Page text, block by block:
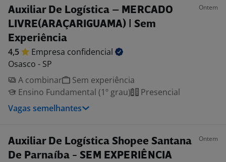
Auxiliar De Logística – MERCADO
LIVRE(ARAÇARIGUAMA) | Sem
Experiência
Ontem
4,5 Empresa confidencial
Osasco - SP
A combinar
Sem experiência
Ensino Fundamental (1º grau)
Presencial
Vagas semelhantes
Auxiliar De Logística Shopee Santana
De Parnaíba - SEM EXPERIÊNCIA
Ontem